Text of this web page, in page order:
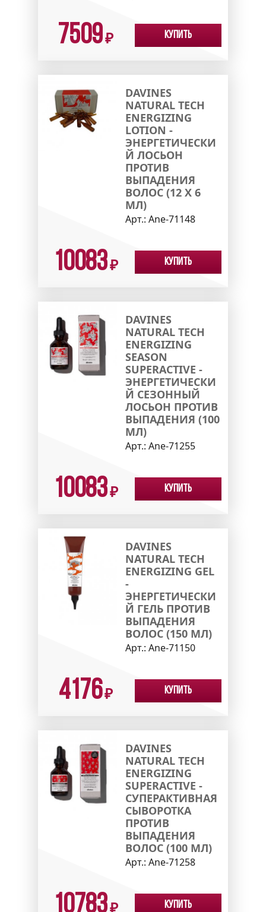
7509₽ Купить
DAVINES
NATURAL TECH
ENERGIZING
LOTION -
ЭНЕРГЕТИЧЕСКИ
Й ЛОСЬОН
ПРОТИВ
ВЫПАДЕНИЯ
ВОЛОС (12 X 6
МЛ)
Арт.: Ane-71148
10083₽ Купить
DAVINES
NATURAL TECH
ENERGIZING
SEASON
SUPERACTIVE -
ЭНЕРГЕТИЧЕСКИ
Й СЕЗОННЫЙ
ЛОСЬОН ПРОТИВ
ВЫПАДЕНИЯ (100
МЛ)
Арт.: Ane-71255
10083₽ Купить
DAVINES
NATURAL TECH
ENERGIZING GEL
-
ЭНЕРГЕТИЧЕСКИ
Й ГЕЛЬ ПРОТИВ
ВЫПАДЕНИЯ
ВОЛОС (150 МЛ)
Арт.: Ane-71150
4176₽ Купить
DAVINES
NATURAL TECH
ENERGIZING
SUPERACTIVE -
СУПЕРАКТИВНАЯ
СЫВОРОТКА
ПРОТИВ
ВЫПАДЕНИЯ
ВОЛОС (100 МЛ)
Арт.: Ane-71258
10783 Купить